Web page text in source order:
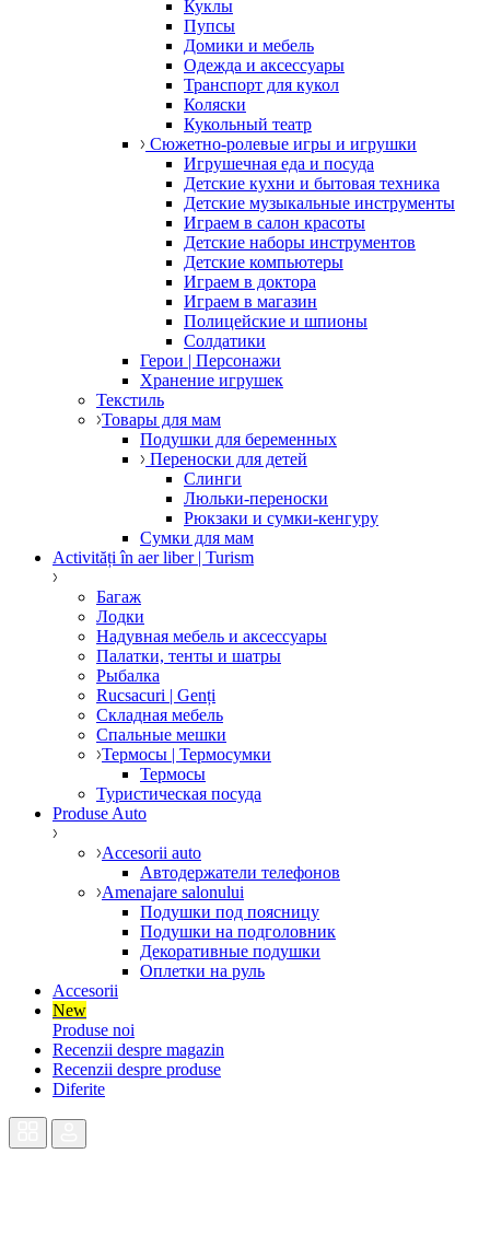
Куклы
Пупсы
Домики и мебель
Одежда и аксессуары
Транспорт для кукол
Коляски
Кукольный театр
Сюжетно-ролевые игры и игрушки
Игрушечная еда и посуда
Детские кухни и бытовая техника
Детские музыкальные инструменты
Играем в салон красоты
Детские наборы инструментов
Детские компьютеры
Играем в доктора
Играем в магазин
Полицейские и шпионы
Солдатики
Герои | Персонажи
Хранение игрушек
Текстиль
Товары для мам
Подушки для беременных
Переноски для детей
Слинги
Люльки-переноски
Рюкзаки и сумки-кенгуру
Сумки для мам
Activități în aer liber | Turism
Багаж
Лодки
Надувная мебель и аксессуары
Палатки, тенты и шатры
Рыбалка
Rucsacuri | Genți
Складная мебель
Спальные мешки
Термосы | Термосумки
Термосы
Туристическая посуда
Produse Auto
Accesorii auto
Автодержатели телефонов
Amenajare salonului
Подушки под поясницу
Подушки на подголовник
Декоративные подушки
Оплетки на руль
Accesorii
New
Produse noi
Recenzii despre magazin
Recenzii despre produse
Diferite